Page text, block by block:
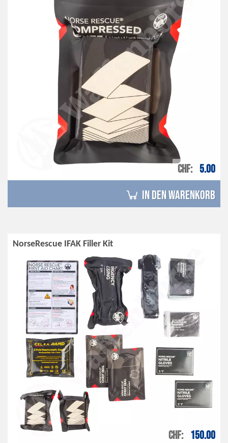
CHF 5.00
in den Warenkorb
NorseRescue IFAK Filler Kit
CHF 150.00